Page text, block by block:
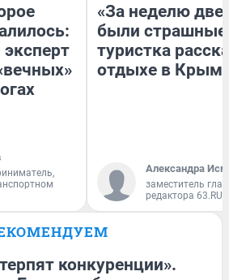
«За неделю две
были
туристка
отдыхе в
Александра
заместитель
редактора 63.RU
конкуренции».